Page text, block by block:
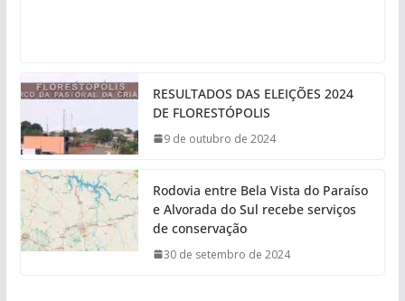
RESULTADOS DAS ELEIÇÕES 2024
DE FLORESTÓPOLIS
9 de outubro de 2024
Rodovia entre Bela Vista do Paraíso
e Alvorada do Sul recebe serviços
de conservação
30 de setembro de 2024